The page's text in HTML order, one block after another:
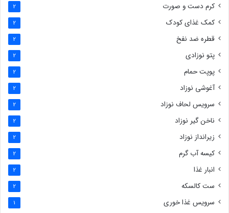
کرم دست و صورت 2
کمک غذای کودک 2
قطره ضد نفخ 2
پتو نوزادی 2
پوپت حمام 2
آغوشی نوزاد 2
سرویس لحاف نوزاد 2
ناخن گیر نوزاد 2
زیرانداز نوزاد 2
کیسه آب گرم 2
انبار غذا 2
ست کالسکه 2
سرویس غذا خوری 1